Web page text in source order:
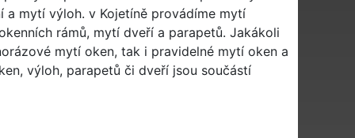
a mytí výloh. v Kojetíně provádíme mytí
rámů, mytí dveří a parapetů. Jakákoli
mytí oken, tak i pravidelné mytí oken a
výloh, parapetů či dveří jsou součástí